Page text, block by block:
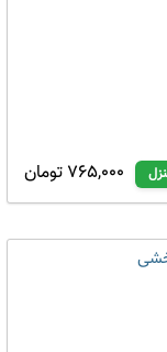
765,000 تومان